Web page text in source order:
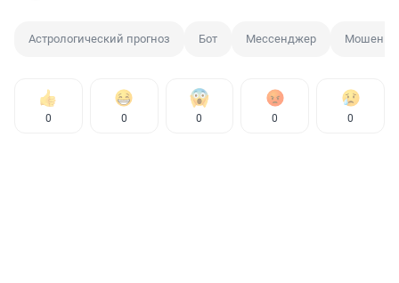
Астрологический прогноз Бот Мессенджер
0 0 0 0 0